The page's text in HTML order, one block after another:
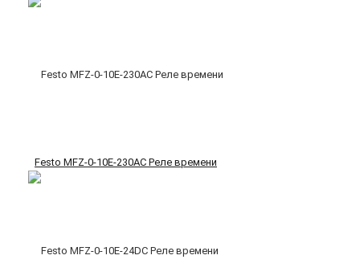
Festo MFZ-0-10E-230AC Реле времени